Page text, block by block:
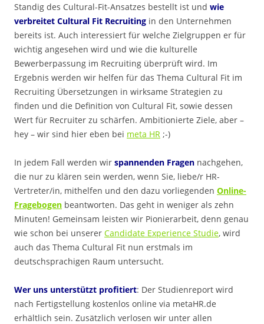
Standig des Cultural-Fit-Ansatzes bestellt ist und wie
verbreitet Cultural Fit Recruiting in den Unternehmen
bereits ist. Auch interessiert für welche Zielgruppen er für
wichtig angesehen wird und wie die kulturelle
Bewerberpassung im Recruiting überprüft wird. Im
Ergebnis werden wir helfen für das Thema Cultural Fit im
Recruiting Übersetzungen in wirksame Strategien zu
finden und die Definition von Cultural Fit, sowie dessen
Wert für Recruiter zu schärfen. Ambitionierte Ziele, aber –
hey – wir sind hier eben bei meta HR ;-)
In jedem Fall werden wir spannenden Fragen nachgehen,
die nur zu klären sein werden, wenn Sie, liebe/r HR-
Vertreter/in, mithelfen und den dazu vorliegenden Online-
Fragebogen beantworten. Das geht in weniger als zehn
Minuten! Gemeinsam leisten wir Pionierarbeit, denn genau
wie schon bei unserer Candidate Experience Studie, wird
auch das Thema Cultural Fit nun erstmals im
deutschsprachigen Raum untersucht.
Wer uns unterstützt profitiert: Der Studienreport wird
nach Fertigstellung kostenlos online via metaHR.de
erhältlich sein. Zusätzlich verlosen wir unter allen